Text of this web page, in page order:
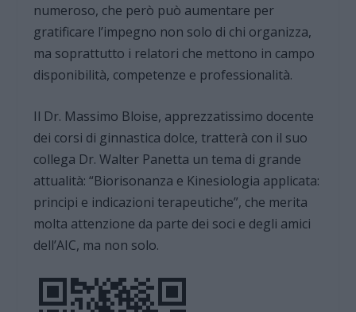
numeroso, che però può aumentare per
gratificare l’impegno non solo di chi organizza,
ma soprattutto i relatori che mettono in campo
disponibilità, competenze e professionalità.
Il Dr. Massimo Bloise, apprezzatissimo docente
dei corsi di ginnastica dolce, tratterà con il suo
collega Dr. Walter Panetta un tema di grande
attualità: “Biorisonanza e Kinesiologia applicata:
principi e indicazioni terapeutiche”, che merita
molta attenzione da parte dei soci e degli amici
dell’AIC, ma non solo.